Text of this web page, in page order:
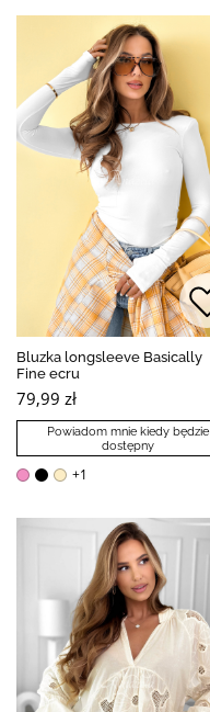
Bluzka longsleeve Basically
Fine ecru
79,99 zł
Powiadom mnie kiedy będzie
dostępny
+1